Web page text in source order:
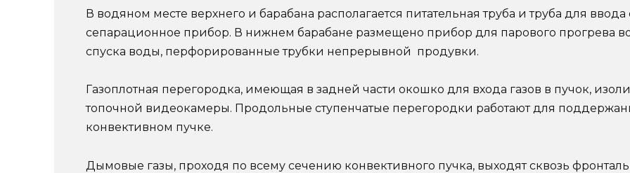
В водяном месте верхнего и барабана располагается питательная труба и труба для
сепарационное прибор. В нижнем барабане размещено прибор для парового прогрева
спуска воды, перфорированные трубки непрерывной продувки.
Газоплотная перегородка, имеющая в задней части окошко для входа газов в пучок,
топочной видеокамеры. Продольные ступенчатые перегородки работают для
конвективном пучке.
Дымовые газы, проходя по всему сечению конвективного пучка, выходят сквозь